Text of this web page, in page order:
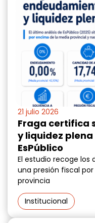
21 julio 2026
Fraga certifica
y liquidez
EsPúblico
El estudio recoge los
una presión fiscal
provincia
Institucional